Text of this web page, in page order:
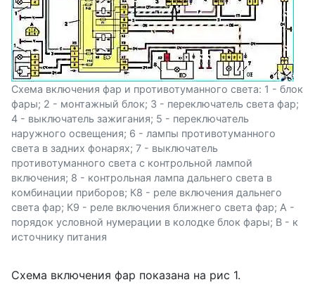
Схема включения фар и противотуманного света: 1 - блок
фары; 2 - монтажный блок; 3 - переключатель света фар;
4 - выключатель зажигания; 5 - переключатель
наружного освещения; 6 - лампы противотуманного
света в задних фонарях; 7 - выключатель
противотуманного света с контрольной лампой
включения; 8 - контрольная лампа дальнего света в
комбинации приборов; К8 - реле включения дальнего
света фар; К9 - реле включения ближнего света фар; А -
порядок условной нумерации в колодке блок фары; В - к
источнику питания
Схема включения фар показана на рис 1.